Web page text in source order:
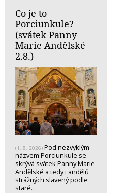
Co je to
Porciunkule?
(svátek Panny
Marie Andělské
2.8.)
(1. 8. 2026) Pod nezvyklým
názvem Porciunkule se
skrývá svátek Panny Marie
Andělské a tedy i andělů
strážných slavený podle
staré…